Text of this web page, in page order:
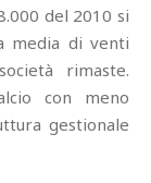
del 2010 si
media di venti
rimaste.
con meno
gestionale